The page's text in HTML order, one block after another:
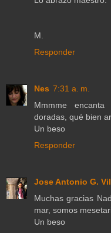
M.
Responder
Nes 7:31 a. m.
Mmmme
doradas, qué bien
Un beso
Responder
Jose Antonio G.
Muchas gracias
mar, somos
Un beso